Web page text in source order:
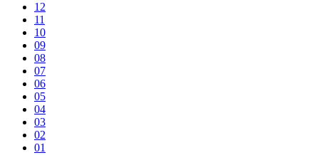
12
11
10
09
08
07
06
05
04
03
02
01